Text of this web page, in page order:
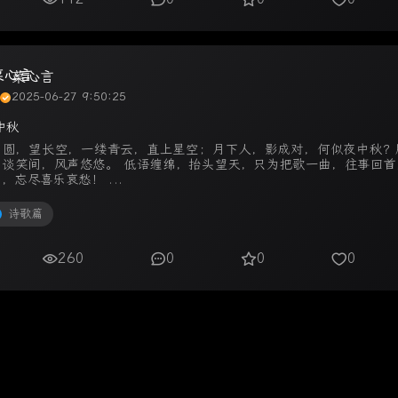
菜心言
2025-06-27 9:50:25
秋
，望长空，一缕青云，直上星空；月下人，影成对，何似夜中秋？
笑间，风声悠悠。 低语缠绵，抬头望天，只为把歌一曲，往事回首
忘尽喜乐哀愁！ ...
诗歌篇
260 0 0 0